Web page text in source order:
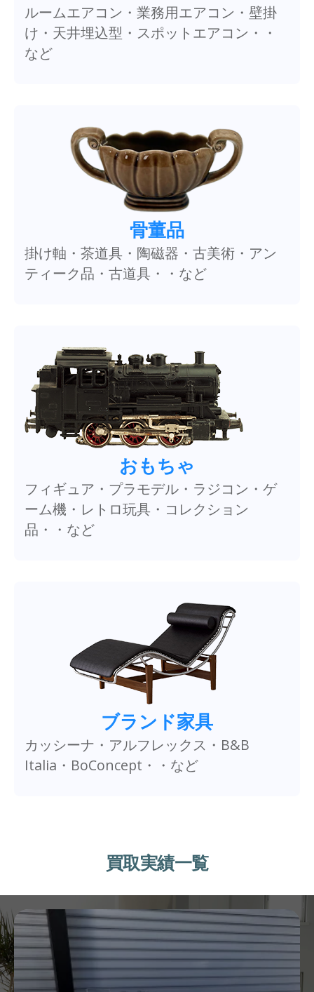
ルームエアコン・業務用エアコン・壁掛
け・天井埋込型・スポットエアコン・・
など
骨董品
掛け軸・茶道具・陶磁器・古美術・アン
ティーク品・古道具・・など
おもちゃ
フィギュア・プラモデル・ラジコン・ゲ
ーム機・レトロ玩具・コレクション
品・・など
ブランド家具
カッシーナ・アルフレックス・B&B
Italia・BoConcept・・など
買取実績一覧